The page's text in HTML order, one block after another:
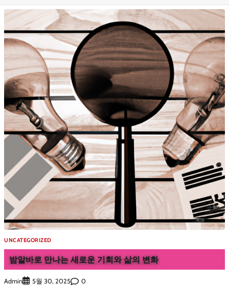
UNCATEGORIZED
밤알바로 만나는 새로운 기회와 삶의 변화
Admin 5월 30, 2025 0